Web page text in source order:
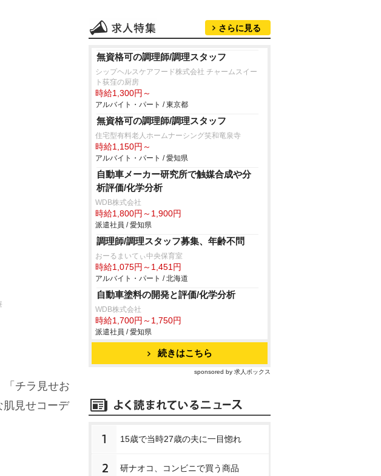
チラ見せお
肌見せコーデ
さらに見る
無資格可の調理師/調理スタッフ
シップヘルスケアフード株式会社 チャームスイー
ト荻窪の厨房
時給1,300円～
アルバイト・パート / 東京都
無資格可の調理師/調理スタッフ
住宅型有料老人ホームナーシング笑和竜泉寺
時給1,150円～
アルバイト・パート / 愛知県
自動車メーカー研究所で触媒合成や分
析評価/化学分析
WDB株式会社
時給1,800円～1,900円
派遣社員 / 愛知県
調理師/調理スタッフ募集、年齢不問
おーるまいてぃ中央保育室
時給1,075円～1,451円
アルバイト・パート / 北海道
自動車塗料の開発と評価/化学分析
WDB株式会社
時給1,700円～1,750円
派遣社員 / 愛知県
続きはこちら
sponsored by 求人ボックス
1 15歳で当時27歳の夫に一目惚れ
2 研ナオコ、コンビニで買う商品